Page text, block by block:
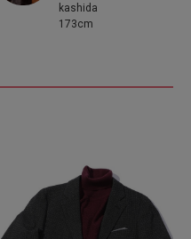
kashida
173cm